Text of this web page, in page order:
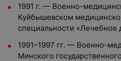
1991 г. — Военно-
Куйбышевском
специальности «Лечебное
1991–1997 гг. — Военно-
Минского